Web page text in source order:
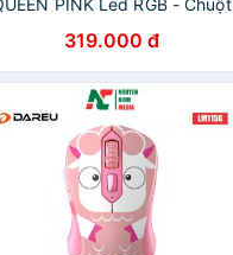
PINK Led RGB - Chuột
Chính Hãng319.000 đ